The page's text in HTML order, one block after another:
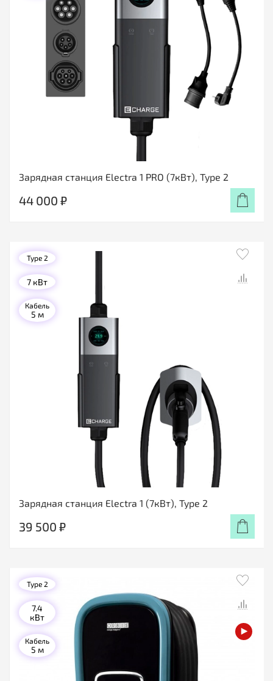
Зарядная станция Electra 1 PRO (7кВт), Type 2
44 000 ₽
Зарядная станция Electra 1 (7кВт), Type 2
Type 2
7 кВт
Кабель
5 м
39 500 ₽
Type 2
7.4
кВт
Кабель
5 м